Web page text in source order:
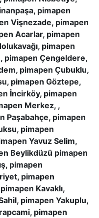
pimapen
Vişnezade, pimapen
Acarlar, pimapen
pimapen
pimapen Çengeldere,
pimapen Çubuklu,
pimapen Göztepe,
İncirköy, pimapen
Merkez, ,
Paşabahçe, pimapen
pimapen
Yavuz Selim,
Beylikdüzü pimapen
pimapen
pimapen
Kavaklı,
pimapen Yakuplu,
pimapen